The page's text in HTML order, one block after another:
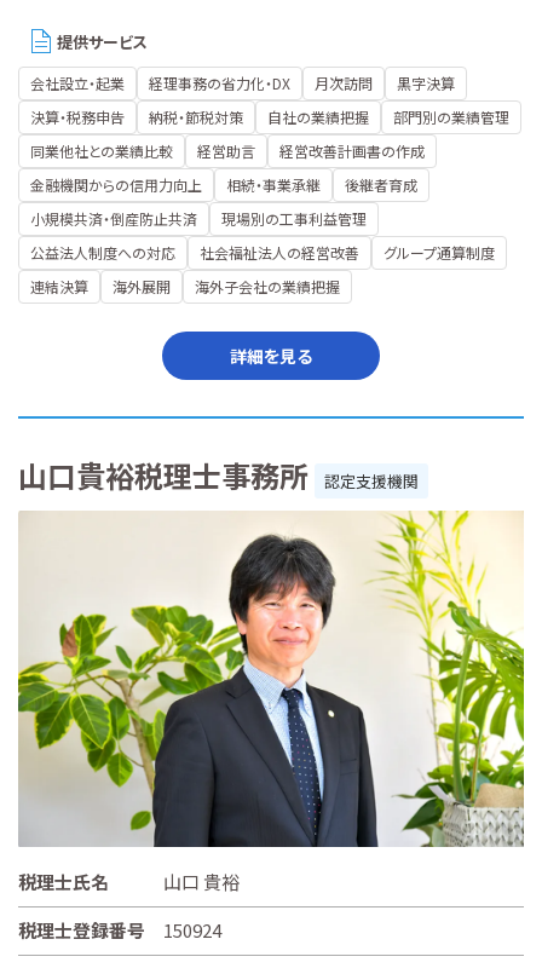
提供サービス
会社設立・起業 経理事務の省力化・DX 月次訪問
黒字決算
決算・税務申告
納税・節税対策 自社の業績把握
部門別の業績管理
同業他社との業績比較
経営助言
経営改善計画書の作成
金融機関からの信用力向上
相続・事業承継
後継者育成
小規模共済・倒産防止共済
現場別の工事利益管理
公益法人制度への対応
社会福祉法人の経営改善
グループ通算制度
連結決算
海外展開 海外子会社の業績把握
詳細を見る
山口貴裕税理士事務所 認定支援機関
税理士氏名
山口 貴裕
税理士登録番号
150924